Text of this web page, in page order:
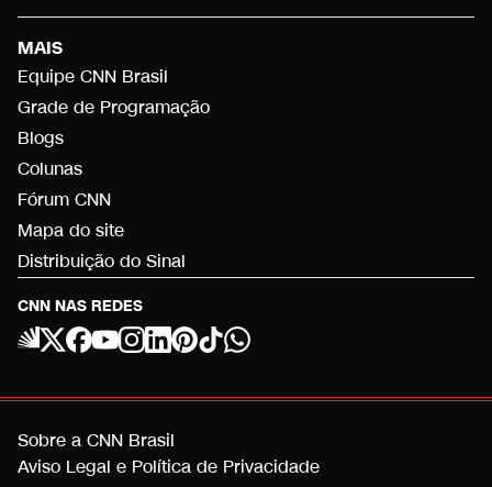
CNN NAS REDES
MAIS
Equipe CNN Brasil
Grade de Programação
Blogs
Colunas
Fórum CNN
Mapa do site
Distribuição do Sinal
Sobre a CNN Brasil
Aviso Legal e Política de Privacidade